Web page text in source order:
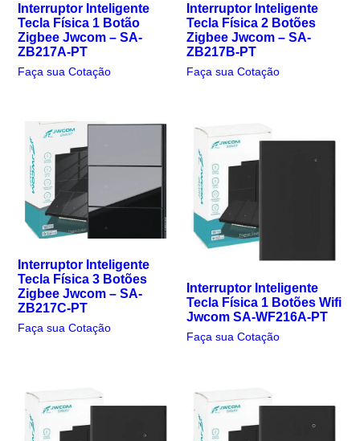
Interruptor Inteligente
Tecla Física 1 Botão
Zigbee Jwcom – SA-
ZB217A-PT
Faça sua Cotação
Interruptor Inteligente
Tecla Física 2 Botões
Zigbee Jwcom – SA-
ZB217B-PT
Faça sua Cotação
Interruptor Inteligente
Tecla Física 3 Botões
Zigbee Jwcom – SA-
ZB217C-PT
Faça sua Cotação
Interruptor Inteligente
Tecla Física 1 Botões Wifi
Jwcom SA-WF216A-PT
Faça sua Cotação